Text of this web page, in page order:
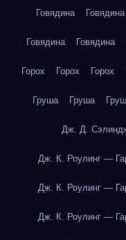
Говядина Говядина
Говядина Говядина
Горох Горох Горох
Груша Груша
Дж. Д.
Дж. К. Роулинг —
Дж. К. Роулинг —
Дж. К. Роулинг —